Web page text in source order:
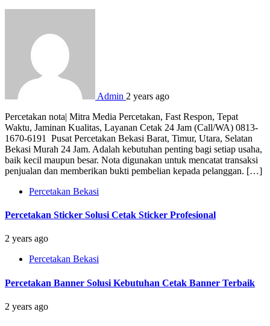
Admin 2 years ago
Percetakan nota| Mitra Media Percetakan, Fast Respon, Tepat
Waktu, Jaminan Kualitas, Layanan Cetak 24 Jam (Call/WA) 0813-
1670-6191 Pusat Percetakan Bekasi Barat, Timur, Utara, Selatan
Bekasi Murah 24 Jam. Adalah kebutuhan penting bagi setiap usaha,
baik kecil maupun besar. Nota digunakan untuk mencatat transaksi
penjualan dan memberikan bukti pembelian kepada pelanggan. […]
Percetakan Bekasi
Percetakan Sticker Solusi Cetak Sticker Profesional
2 years ago
Percetakan Bekasi
Percetakan Banner Solusi Kebutuhan Cetak Banner Terbaik
2 years ago